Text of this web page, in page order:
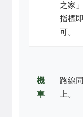
之家」
指標即
可。
機
車
路線同
上。